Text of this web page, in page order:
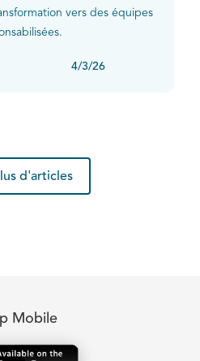
vers des équipes
4/3/26
d'articles
Mobile